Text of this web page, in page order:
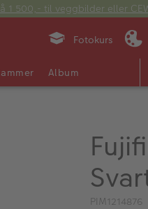
1 500,- til veggbilder eller
Fotokurs
Album
PIM1214876